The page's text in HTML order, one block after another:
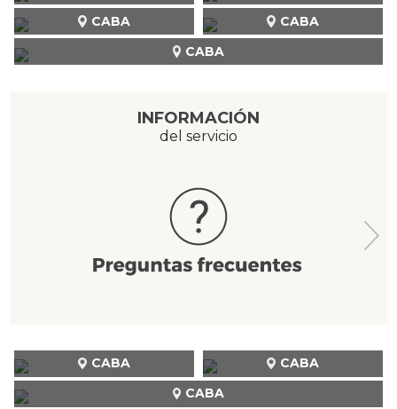
CABA
CABA
CABA
INFORMACIÓN
del servicio
CABA
CABA CABA